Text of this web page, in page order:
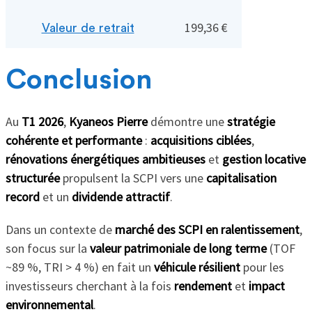
Valeur de retrait 199,36 €
Conclusion
Au T1 2026, Kyaneos Pierredémontre unestratégie
cohérente et performante: acquisitions ciblées,
rénovations énergétiques ambitieuseset gestion locative
structuréepropulsent la SCPI vers une capitalisation
recordet un dividende attractif.
Dans un contexte de marché des SCPI en ralentissement,
son focus sur la valeur patrimoniale de long terme(TOF
~89 %, TRI > 4 %) en fait un véhicule résilientpour les
investisseurs cherchant à la fois rendementet impact
environnemental.